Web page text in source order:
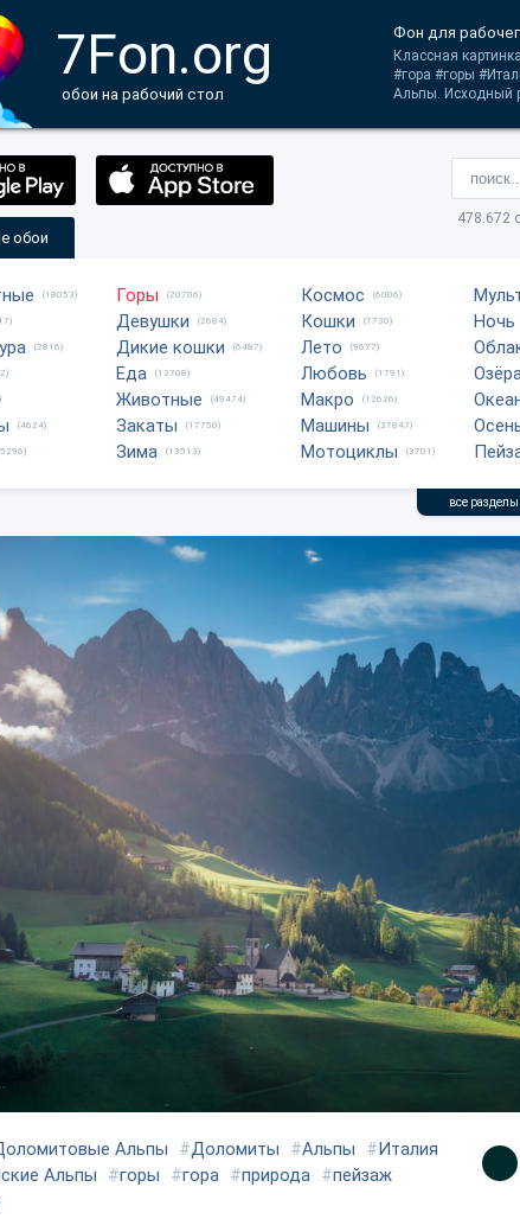
7Fon.org
обои на рабочий стол
Фон для
Классная
#гора #горы
Альпы. Исходный
478.672
обои
(18053)
(2816)
(4624)
Горы (20706)
Девушки (2684)
Дикие кошки (6487)
Еда (13708)
Животные (49474)
Закаты (17750)
Зима (13513)
Космос (6006)
Кошки (7730)
Лето (9677)
Любовь (1791)
Макро (12626)
Машины (37847)
Мотоциклы (3701)
Ночь
все
Альпы #Доломиты #Альпы #Италия
Альпы #горы #гора #природа #пейзаж